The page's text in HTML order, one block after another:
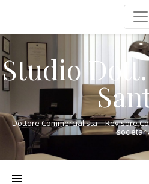
Studio
Dottore Commercialista – Revisore